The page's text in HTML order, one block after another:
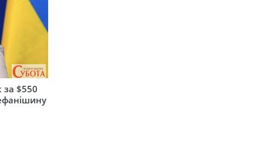
за $550